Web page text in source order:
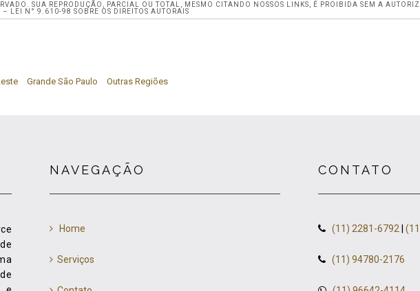
SUA REPRODUÇÃO, PARCIAL OU TOTAL, MESMO CITANDO NOSSOS LINKS, É PROIBIDA SEM A
LEI N° 9.610-98 SOBRE OS DIREITOS AUTORAIS
Grande São Paulo Outras Regiões
NAVEGAÇÃO
Home
Serviços
CONTATO
(11) 2281-6792
(11) 94780-2176